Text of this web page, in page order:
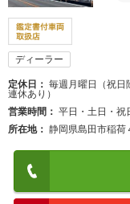
ディーラー
定休日
毎週月曜日（祝
連休あり）
営業時間
平日・土日・祝
所在地
静岡県島田市稲荷